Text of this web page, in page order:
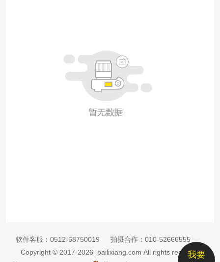
我要
软件客服： 0512-68750019 拍摄合作： 010-52666555
Copyright © 2017-2026 pailixiang.com All rights reserved